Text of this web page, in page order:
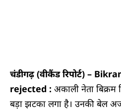
चंडीगढ़ (वीकैंड रिपोर्ट) –
rejected : अकाली नेता बिक्रम
बड़ा झटका लगा है। उनकी बेल